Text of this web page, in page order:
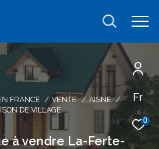
Fr
0
FRANCE VENTE
AISNE
DE VILLAGE
à vendre La-Ferte-
recherche
correspond à vos